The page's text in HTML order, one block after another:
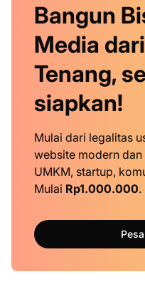
Bangun
Media
Tenang,
siapkan!
Mulai dari legalitas
website modern
UMKM, startup,
Mulai Rp1.000.000.